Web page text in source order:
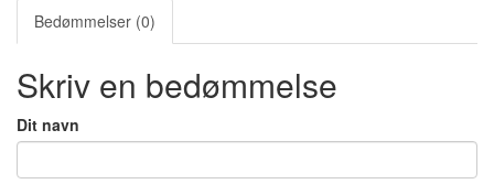
Bedømmelser (0)
Skriv en bedømmelse
Dit navn